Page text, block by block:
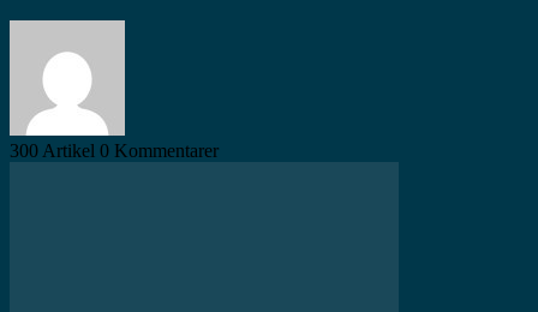
300 Artikel 0 Kommentarer